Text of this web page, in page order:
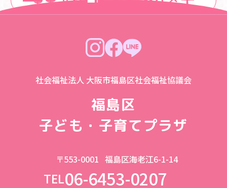
社会福祉法人 大阪市福島区社会福祉協議会
福島区
子ども・子育てプラザ
〒553-0001 福島区海老江6-1-14
TEL06-6453-0207